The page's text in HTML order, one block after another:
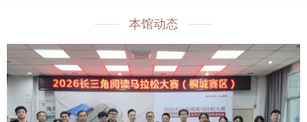
本馆动态